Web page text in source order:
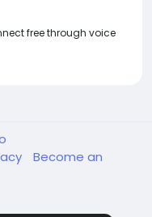
free through voice
Become an